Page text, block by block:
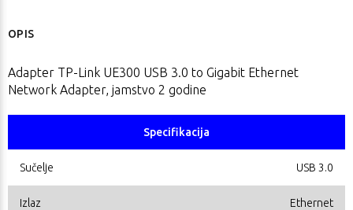
OPIS
Adapter TP-Link UE300 USB 3.0 to Gigabit Ethernet
Network Adapter, jamstvo 2 godine
Specifikacija
Sučelje USB 3.0
Izlaz Ethernet